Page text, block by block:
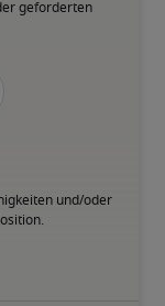
geforderten
und/oder